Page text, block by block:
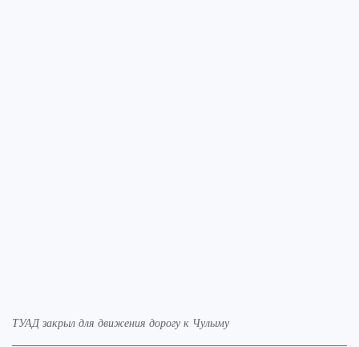
ТУАД закрыл для движения дорогу к Чулыму